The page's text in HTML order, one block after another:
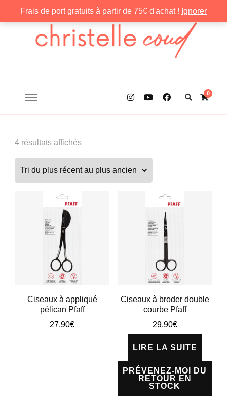
Frais de port gratuits à partir de 75€ d'achat ! Ignorer
0
4 résultats affichésTrié
du
plus
récent
Ciseaux à appliqué
pélican Pfaff
27,90€
Ciseaux à broder double
courbe Pfaff
29,90€
LIRE LA SUITE
PRÉVENEZ-MOI DU
RETOUR EN
STOCK